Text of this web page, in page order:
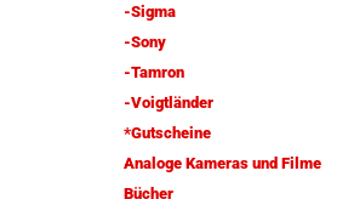
-Sigma
-Sony
-Tamron
-Voigtländer
*Gutscheine
Analoge Kameras und Filme
Bücher